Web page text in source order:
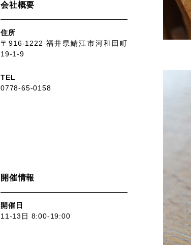
会社概要
住所
〒916-1222 福井県鯖江市河和田町
19-1-9
TEL
0778-65-0158
開催情報
開催日
11-13日 8:00-19:00